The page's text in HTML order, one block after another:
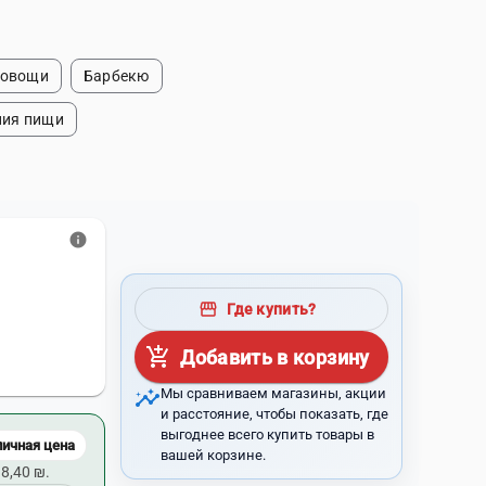
Барбекю
пищи
info
цена
₪.
storefront Где купить?
add_shopping_cart Добавить в корзину
insightsМы сравниваем магазины, акции
и расстояние, чтобы показать, где
выгоднее всего купить товары в
вашей корзине.